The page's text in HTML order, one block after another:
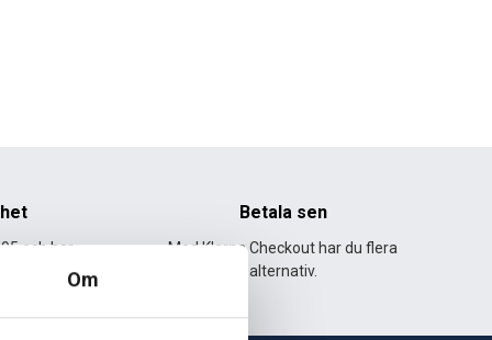
Om
och har
Betala sen
Med Klarna Checkout har du flera
alternativ.